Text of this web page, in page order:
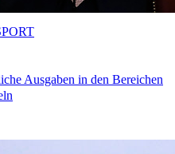
Ausgaben in den Bereichen